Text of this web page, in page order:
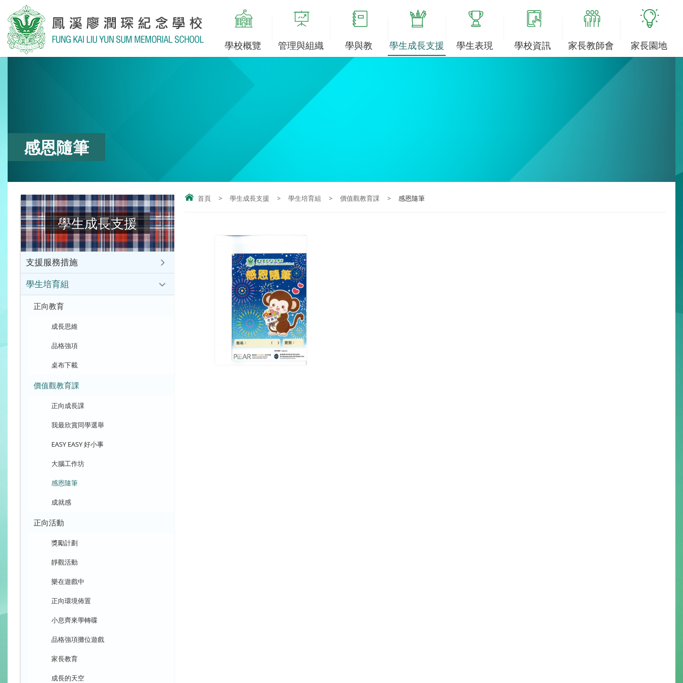
學校概覽 管理與組織 學與教 學生成長支援 學生表現 學校資訊 家長教師會 家長園地
感恩隨筆
首頁 > 學生成長支援 > 學生培育組 > 價值觀教育課 > 感恩隨筆
學生成長支援
支援服務措施
學生培育組
正向教育
成長思維
品格強項
桌布下載
價值觀教育課
正向成長課
我最欣賞同學選舉
EASY EASY 好小事
大腦工作坊
感恩隨筆
成就感
正向活動
獎勵計劃
靜觀活動
樂在遊戲中
正向環境佈置
小息齊來學轉碟
品格強項攤位遊戲
家長教育
成長的天空